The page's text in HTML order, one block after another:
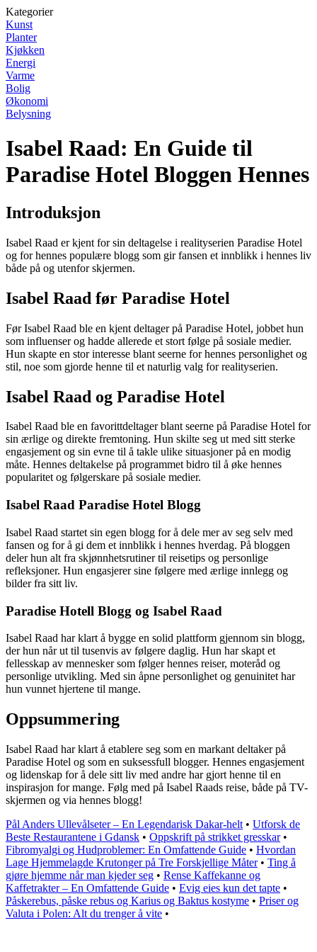
Kategorier
Kunst
Planter
Kjøkken
Energi
Varme
Bolig
Økonomi
Belysning
Isabel Raad: En Guide til
Paradise Hotel Bloggen Hennes
Introduksjon
Isabel Raad er kjent for sin deltagelse i realityserien Paradise Hotel
og for hennes populære blogg som gir fansen et innblikk i hennes liv
både på og utenfor skjermen.
Isabel Raad før Paradise Hotel
Før Isabel Raad ble en kjent deltager på Paradise Hotel, jobbet hun
som influenser og hadde allerede et stort følge på sosiale medier.
Hun skapte en stor interesse blant seerne for hennes personlighet og
stil, noe som gjorde henne til et naturlig valg for realityserien.
Isabel Raad og Paradise Hotel
Isabel Raad ble en favorittdeltager blant seerne på Paradise Hotel for
sin ærlige og direkte fremtoning. Hun skilte seg ut med sitt sterke
engasjement og sin evne til å takle ulike situasjoner på en modig
måte. Hennes deltakelse på programmet bidro til å øke hennes
popularitet og følgerskare på sosiale medier.
Isabel Raad Paradise Hotel Blogg
Isabel Raad startet sin egen blogg for å dele mer av seg selv med
fansen og for å gi dem et innblikk i hennes hverdag. På bloggen
deler hun alt fra skjønnhetsrutiner til reisetips og personlige
refleksjoner. Hun engasjerer sine følgere med ærlige innlegg og
bilder fra sitt liv.
Paradise Hotell Blogg og Isabel Raad
Isabel Raad har klart å bygge en solid plattform gjennom sin blogg,
der hun når ut til tusenvis av følgere daglig. Hun har skapt et
fellesskap av mennesker som følger hennes reiser, moteråd og
personlige utvikling. Med sin åpne personlighet og genuinitet har
hun vunnet hjertene til mange.
Oppsummering
Isabel Raad har klart å etablere seg som en markant deltaker på
Paradise Hotel og som en suksessfull blogger. Hennes engasjement
og lidenskap for å dele sitt liv med andre har gjort henne til en
inspirasjon for mange. Følg med på Isabel Raads reise, både på TV-
skjermen og via hennes blogg!
Pål Anders Ullevålseter – En Legendarisk Dakar-helt • Utforsk de
Beste Restaurantene i Gdansk • Oppskrift på strikket gresskar•
Fibromyalgi og Hudproblemer: En Omfattende Guide • Hvordan
Lage Hjemmelagde Krutonger på Tre Forskjellige Måter• Ting å
gjøre hjemme når man kjeder seg • Rense Kaffekanne og
Kaffetrakter – En Omfattende Guide • Evig eies kun det tapte •
Påskerebus, påske rebus og Karius og Baktus kostyme • Priser og
Valuta i Polen: Alt du trenger å vite •